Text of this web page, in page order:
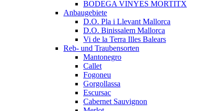
BODEGA VINYES MORTITX
Anbaugebiete
D.O. Pla i Llevant Mallorca
D.O. Binissalem Mallorca
Vi de la Terra Illes Balears
Reb- und Traubensorten
Mantonegro
Callet
Fogoneu
Gorgollassa
Escursac
Cabernet Sauvignon